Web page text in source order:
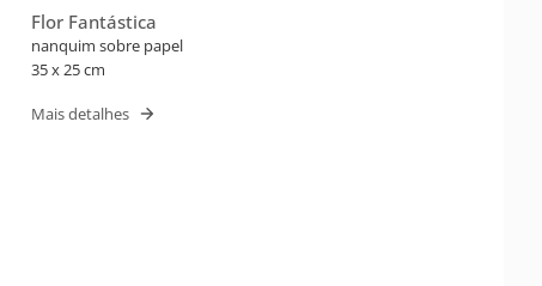
Flor Fantástica
nanquim sobre papel
35 x 25 cm
Mais detalhes